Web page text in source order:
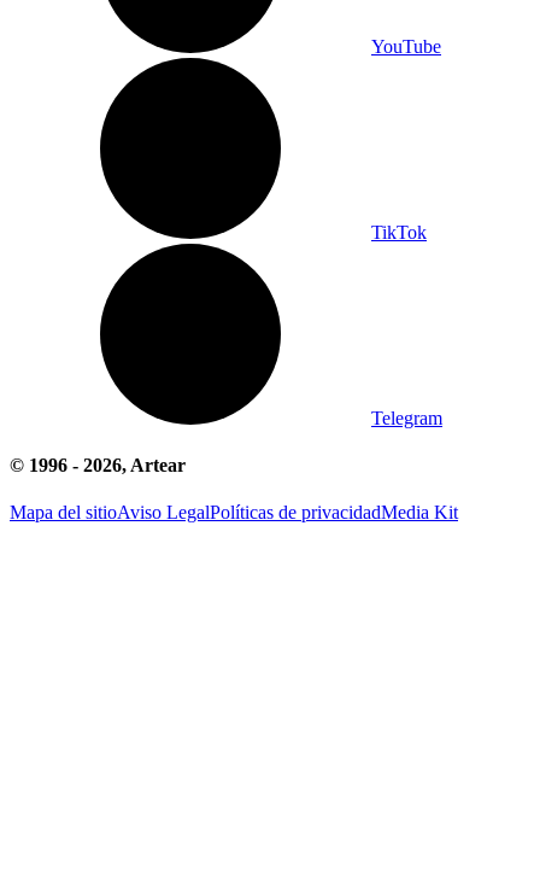
YouTube
TikTok
Telegram
© 1996 - 2026, Artear
Mapa del sitioAviso LegalPolíticas de privacidadMedia Kit